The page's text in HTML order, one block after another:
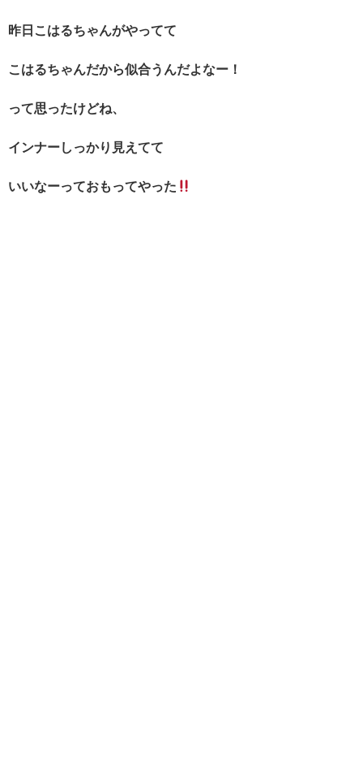
昨日こはるちゃんがやってて
こはるちゃんだから似合うんだよなー！
って思ったけどね、
インナーしっかり見えてて
いいなーっておもってやった